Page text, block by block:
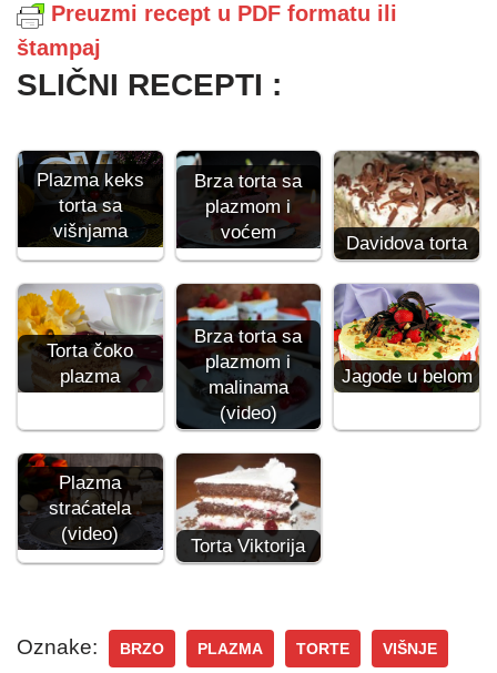
Preuzmi recept u PDF formatu ili
štampaj
SLIČNI RECEPTI :
Plazma keks
torta sa
višnjama
Brza torta sa
plazmom i
voćem
Davidova torta
Torta čoko
plazma
Brza torta sa
plazmom i
malinama
(video)
Jagode u belom
Plazma
straćatela
(video)
Torta Viktorija
Oznake: BRZO PLAZMA TORTE VIŠNJE